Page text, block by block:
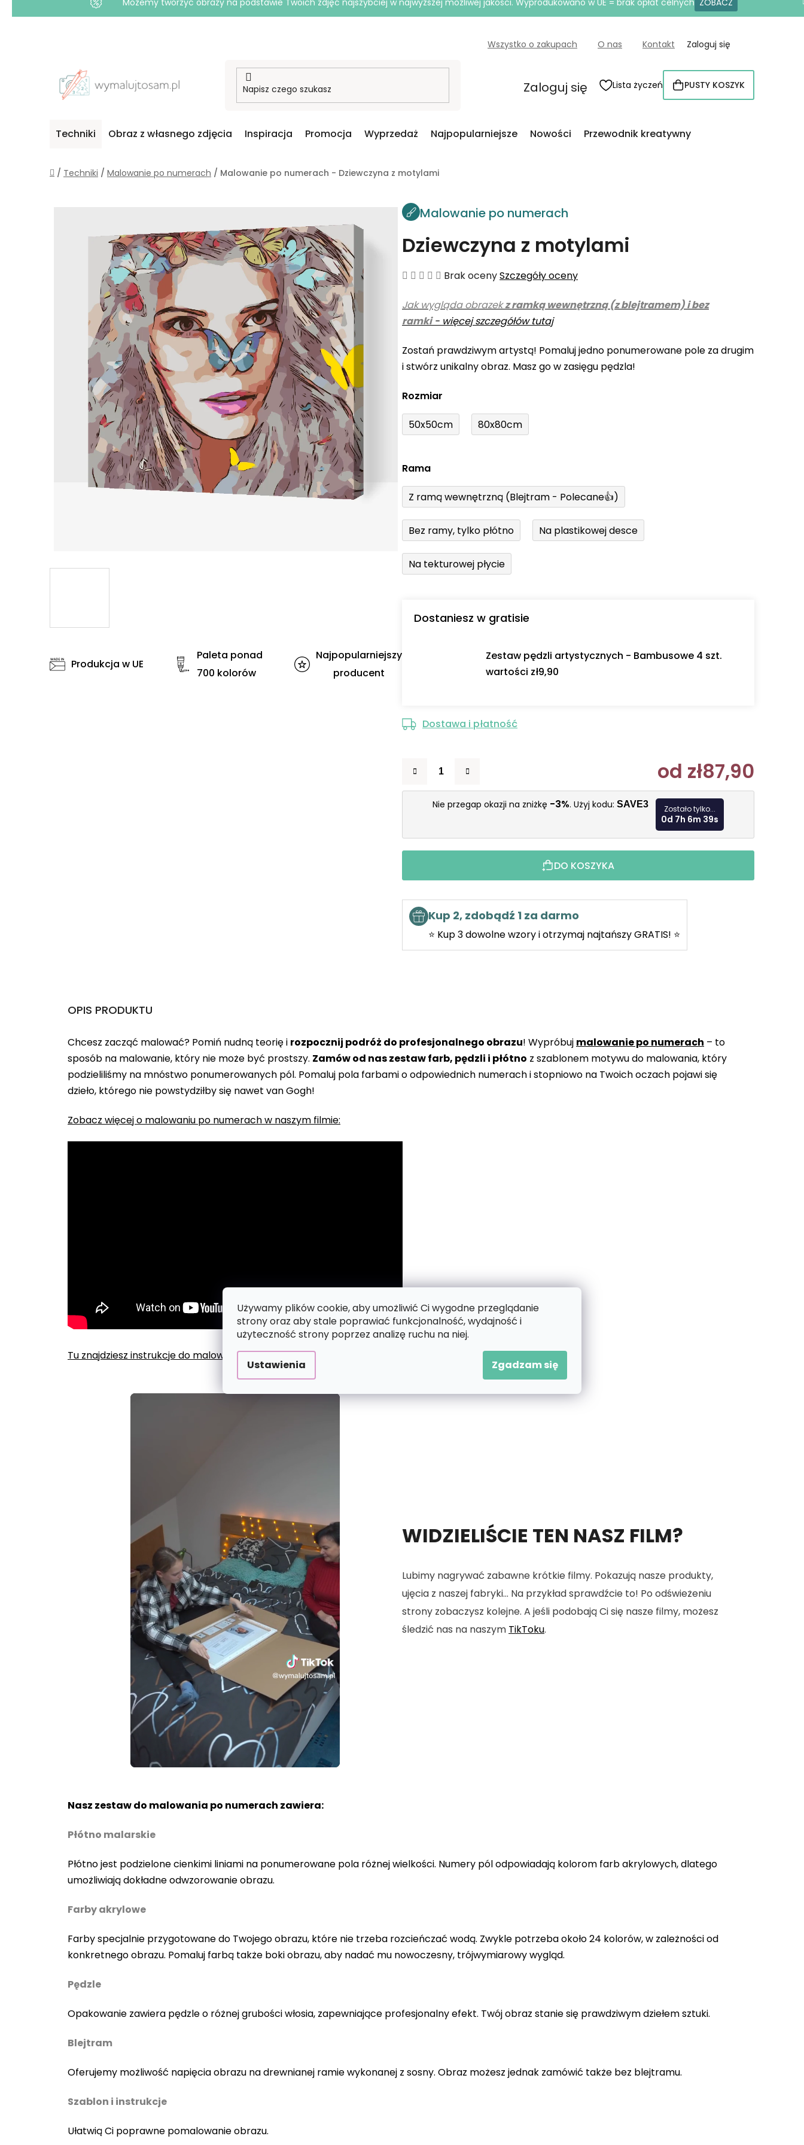
Używamy plików cookie, aby umożliwić Ci wygodne przeglądanie
strony oraz aby stale poprawiać funkcjonalność, wydajność i
użyteczność strony poprzez analizę ruchu na niej.
Ustawienia Zgadzam się
Możemy tworzyć obrazy na podstawie Twoich zdjęć najszybciej w najwyższej możliwej jakości. Wyprodukowano w UE = brak opłat celnych ZOBACZ
Wszystko o zakupach O nas Kontakt Zaloguj się
Zaloguj się Lista życzeń KOSZYK
PUSTY KOSZYK
Techniki Obraz z własnego zdjęcia Inspiracja Promocja Wyprzedaż Najpopularniejsze Nowości Przewodnik kreatywny
Home
/ Techniki / Malowanie po numerach / Malowanie po numerach - Dziewczyna z motylami
Malowanie po numerach
Dziewczyna z motylami
Średnia
produktu
wynosi
na
5
Brak ocenySzczegóły oceny
Jak wygląda obrazekz ramką wewnętrzną (z blejtramem) i bez
ramki- więcej szczegółów tutaj
Zostań prawdziwym artystą! Pomaluj jedno ponumerowane pole za drugim
i stwórz unikalny obraz. Masz go w zasięgu pędzla!
Rozmiar
50x50cm 80x80cm
Rama
Z ramą wewnętrzną (Blejtram - Polecane👍)
Bez ramy, tylko płótno Na plastikowej desce
Na tekturowej płycie
Dostaniesz w gratisie
Zestaw pędzli artystycznych - Bambusowe 4 szt.
wartości zł9,90
Dostawa i płatność
od zł87,90
Cena
Nie przegap okazji na zniżkę -3%. Użyj kodu: SAVE3 Zostało tylko...
0d 7h 6m 37s
DO KOSZYKA
Kup 2, zdobądź 1 za darmo
⭐ Kup 3 dowolne wzory i otrzymaj najtańszy GRATIS! ⭐
Produkcja w UE
Paleta ponad
700 kolorów
Najpopularniejszy
producent
OPIS PRODUKTU
Chcesz zacząć malować? Pomiń nudną teorię i rozpocznij podróż do profesjonalnego obrazu! Wypróbuj malowanie po numerach – to
sposób na malowanie, który nie może być prostszy. Zamów od nas zestaw farb, pędzli i płótno z szablonem motywu do malowania, który
podzieliliśmy na mnóstwo ponumerowanych pól. Pomaluj pola farbami o odpowiednich numerach i stopniowo na Twoich oczach pojawi się
dzieło, którego nie powstydziłby się nawet van Gogh!
Zobacz więcej o malowaniu po numerach w naszym filmie:
Tu znajdziesz instrukcje do malowania po numerach.
Unmute Loaded
80.40%
WIDZIELIŚCIE TEN NASZ FILM?
Lubimy nagrywać zabawne krótkie filmy. Pokazują nasze produkty,
ujęcia z naszej fabryki... Na przykład sprawdźcie to! Po odświeżeniu
strony zobaczysz kolejne. A jeśli podobają Ci się nasze filmy, możesz
śledzić nas na naszym TikToku.
Nasz zestaw do malowania po numerach zawiera:
Płótno malarskie
Płótno jest podzielone cienkimi liniami na ponumerowane pola różnej wielkości. Numery pól odpowiadają kolorom farb akrylowych, dlatego
umożliwiają dokładne odwzorowanie obrazu.
Farby akrylowe
Farby specjalnie przygotowane do Twojego obrazu, które nie trzeba rozcieńczać wodą. Zwykle potrzeba około 24 kolorów, w zależności od
konkretnego obrazu. Pomaluj farbą także boki obrazu, aby nadać mu nowoczesny, trójwymiarowy wygląd.
Pędzle
Opakowanie zawiera pędzle o różnej grubości włosia, zapewniające profesjonalny efekt. Twój obraz stanie się prawdziwym dziełem sztuki.
Blejtram
Oferujemy możliwość napięcia obrazu na drewnianej ramie wykonanej z sosny. Obraz możesz jednak zamówić także bez blejtramu.
Szablon i instrukcje
Ułatwią Ci poprawne pomalowanie obrazu.